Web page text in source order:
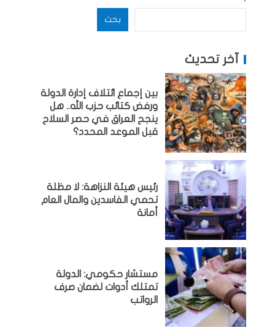
بحث
آخر تحديث
بين إجماع ائتلاف إدارة الدولة
ورفض كتائب حزب الله.. هل
ينجح العراق في حصر السلاح
قبل الموعد المحدد؟
رئيس هيئة النزاهة: لا مظلة
تحمي الفاسدين والمال العام
أمانة
مستشار حكومي: الدولة
تمتلك أدوات لضمان صرف
الرواتب